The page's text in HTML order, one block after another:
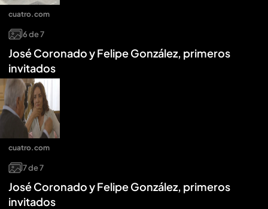
6de7
José Coronado y Felipe González, primeros
invitados
cuatro.com
7de7
José Coronado y Felipe González, primeros
invitados
cuatro.com